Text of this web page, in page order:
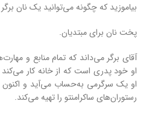
بیاموزید که چگونه می‌توانید یک نان
پخت نان برای مبتدیان.
آقای برگر می‌داند که تمام منابع و
او خود پدری است که از خانه کار
او یک سرگرمی به‌حساب می‌آید و اکنون
رستوران‌های ساکرامنتو را تهیه می‌کند.